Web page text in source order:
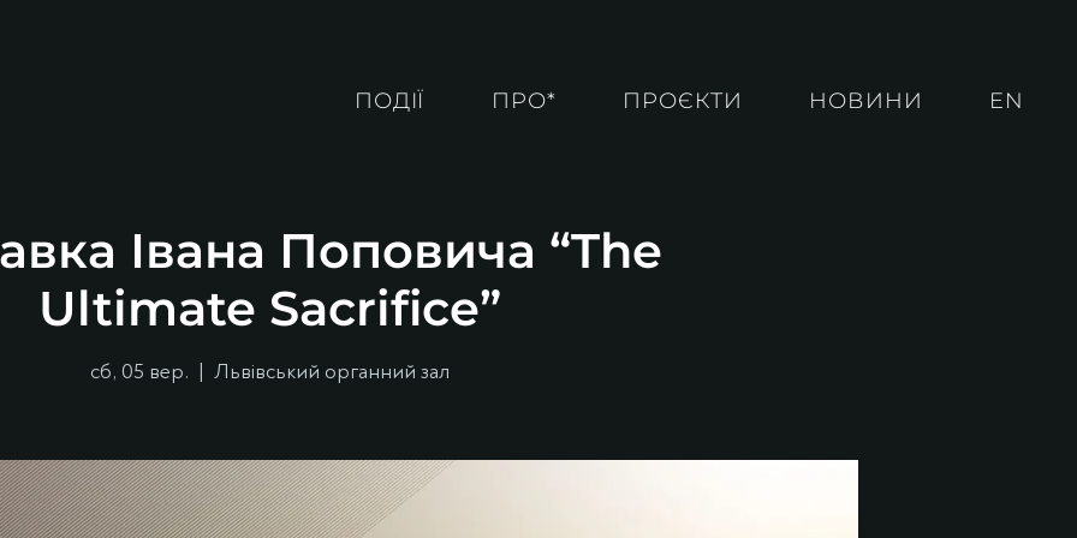
ПОДІЇ ПРО* ПРОЄКТИ НОВИНИ EN
Івана Поповича “The
Ultimate Sacrifice”
сб, 05 вер.
  |
Львівський органний зал